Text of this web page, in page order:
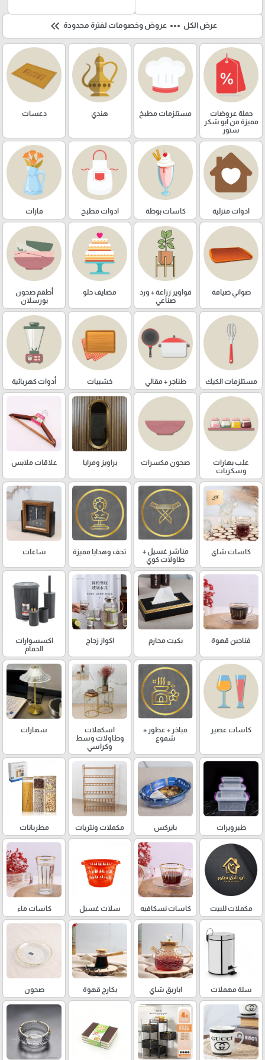
عرض الكل more_horiz عروض وخصومات لفترة محدودة keyboard_double_arrow_left
حملة عروضات
مميزة من ابو شكر
ستور
مستلزمات مطبخ هندي دعسات
ادوات منزلية كاسات بوظة ادوات مطبخ فازات
صواني ضيافة
قواوير زراعة + ورد
صناعي
مضايف حلو
أطقم صحون
بورسلان
مستلزمات الكيك طناجر + مقالي خشبيات أدوات كهربائية
علب بهارات
وسكريات
صحون مكسرات براويز ومرايا علاقات ملابس
كاسات شاي
مناشر غسيل +
طاولات كوي
تحف وهدايا مميزة ساعات
فناجين قهوة بكيت محارم اكواز زجاج
اكسسوارات
الحمام
كاسات عصير
مباخر + عطور +
شموع
اسكملات
وطاولات وسط
وكراسي
سهارات
طبرويرات بايركس مكملات ونثريات مطربانات
مكملات للبيت كاسات نسكافيه سلات غسيل كاسات ماء
سلة مهملات اباريق شاي بكارج قهوة صحون